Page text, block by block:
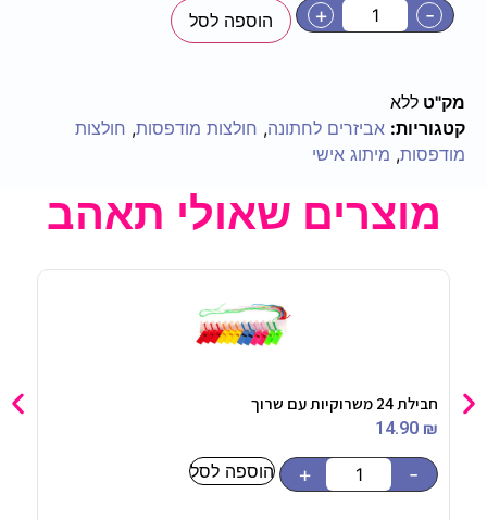
-
+ הוספה לסל
מק"ט ללא
קטגוריות: אביזרים לחתונה, חולצות מודפסות, חולצות
מודפסות, מיתוג אישי
מוצרים שאולי תאהב
חבילת 24 משרוקיות עם שרוך
14.90 ₪
-
+ הוספה לסל
בלון